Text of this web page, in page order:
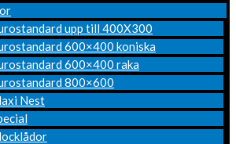
upp till 400X300
600×400 koniska
600×400 raka
800×600
Nest